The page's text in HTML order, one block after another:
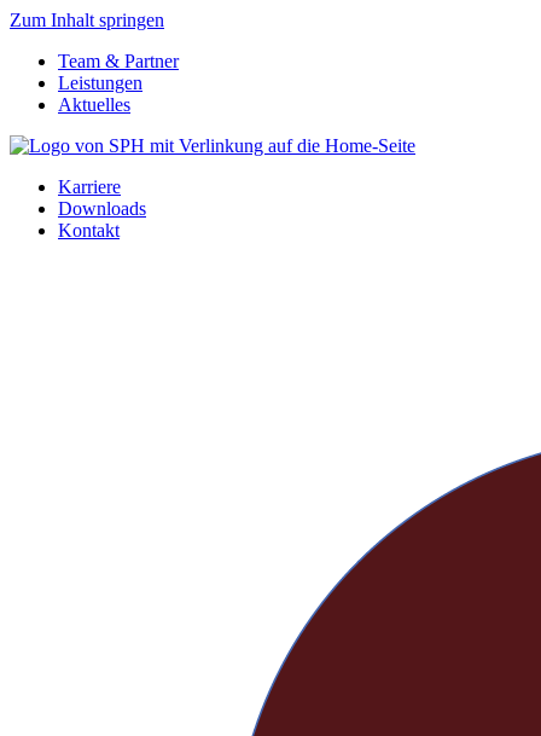
Zum Inhalt springen
Team & Partner
Leistungen
Aktuelles
Karriere
Downloads
Kontakt